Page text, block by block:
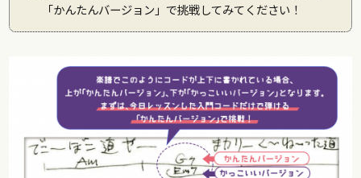
「かんたんバージョン」で挑戦してみてください！